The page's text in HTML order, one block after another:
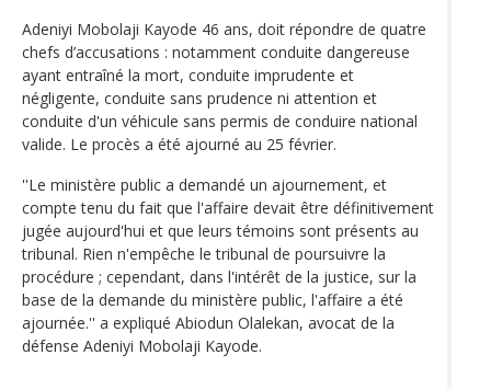
Adeniyi Mobolaji Kayode 46 ans, doit répondre de quatre
chefs d’accusations : notamment conduite dangereuse
ayant entraîné la mort, conduite imprudente et
négligente, conduite sans prudence ni attention et
conduite d'un véhicule sans permis de conduire national
valide. Le procès a été ajourné au 25 février.
''Le ministère public a demandé un ajournement, et
compte tenu du fait que l'affaire devait être définitivement
jugée aujourd'hui et que leurs témoins sont présents au
tribunal. Rien n'empêche le tribunal de poursuivre la
procédure ; cependant, dans l'intérêt de la justice, sur la
base de la demande du ministère public, l'affaire a été
ajournée.'' a expliqué Abiodun Olalekan, avocat de la
défense Adeniyi Mobolaji Kayode.